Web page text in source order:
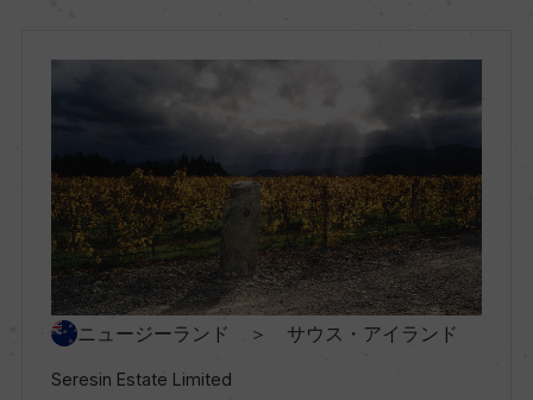
村名
ニュージーランド ＞ サウス・アイランド
Seresin Estate Limited